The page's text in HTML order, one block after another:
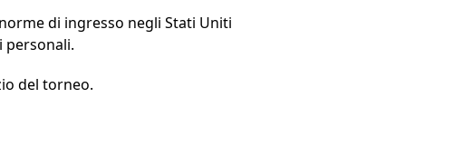
di ingresso negli Stati Uniti
personali.
del torneo.